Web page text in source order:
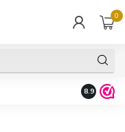
0
Fysieke
8.9